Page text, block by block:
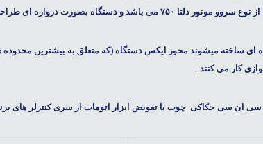
ای ساخته میشوند محور ایکس دستگاه (که متعلق به بیشترین محدوده ی کاری دستگاه (
کار می کنند .
ان سی حکاکی چوب با تعویض ابزار اتومات از سری کنترلر های